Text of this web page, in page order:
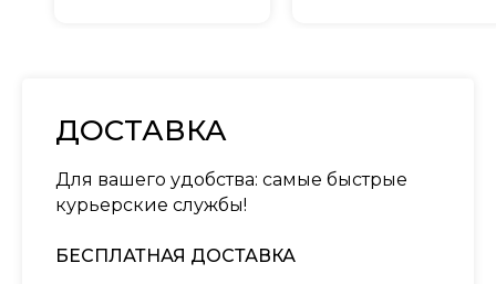
ДОСТАВКА
Для вашего удобства: самые быстрые
курьерские службы!
БЕСПЛАТНАЯ ДОСТАВКА